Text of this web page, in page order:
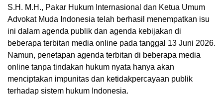
S.H. M.H., Pakar Hukum Internasional dan Ketua Umum
Advokat Muda Indonesia telah berhasil menempatkan isu
ini dalam agenda publik dan agenda kebijakan di
beberapa terbitan media online pada tanggal 13 Juni 2026.
Namun, penetapan agenda terbitan di beberapa media
online tanpa tindakan hukum nyata hanya akan
menciptakan impunitas dan ketidakpercayaan publik
terhadap sistem hukum Indonesia.